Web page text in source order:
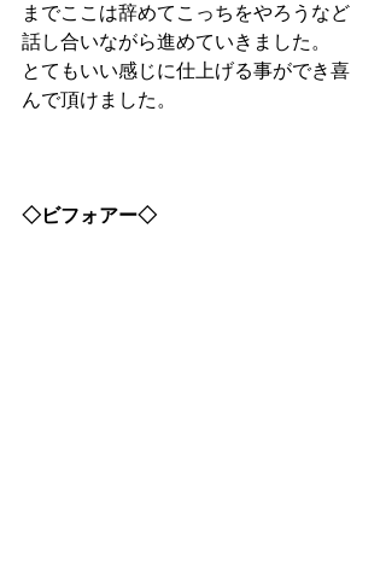
までここは辞めてこっちをやろうなど
話し合いながら進めていきました。
とてもいい感じに仕上げる事ができ喜
んで頂けました。
◇ビフォアー◇